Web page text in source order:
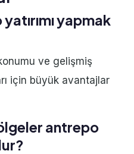
yapmak
ve gelişmiş
için büyük avantajlar
antrepo